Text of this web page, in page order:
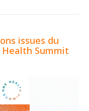
issues du
Summit